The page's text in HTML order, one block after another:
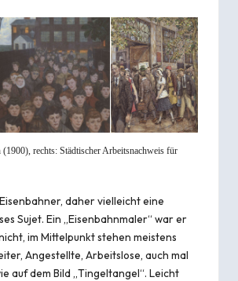
rechts: Städtischer Arbeitsnachweis für
daher vielleicht eine
Sujet. Ein „Eisenbahnmaler“ war er
im Mittelpunkt stehen meistens
Angestellte, Arbeitslose, auch mal
auf dem Bild „Tingeltangel“. Leicht